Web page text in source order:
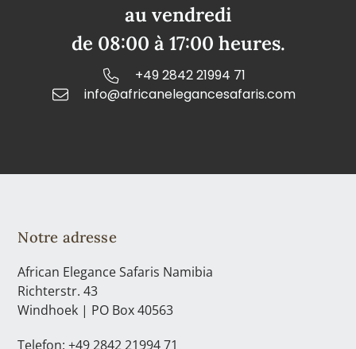
au vendredi
de 08:00 à 17:00 heures.
+49 2842 21994 71
info@africanelegancesafaris.com
Notre adresse
African Elegance Safaris Namibia
Richterstr. 43
Windhoek | PO Box 40563
Telefon: +49 2842 21994 71